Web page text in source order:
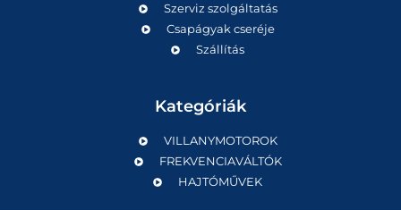
Szerviz szolgáltatás
Csapágyak cseréje
Szállítás
Kategóriák
VILLANYMOTOROK
FREKVENCIAVÁLTÓK
HAJTÓMŰVEK